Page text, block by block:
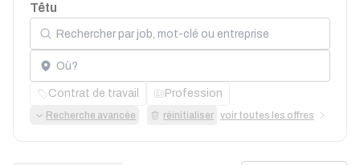
Têtu
Rechercher par job, mot-clé ou entreprise
Localisation
Contrat de travail Profession
Recherche avancée réinitialiser voir toutes les offres